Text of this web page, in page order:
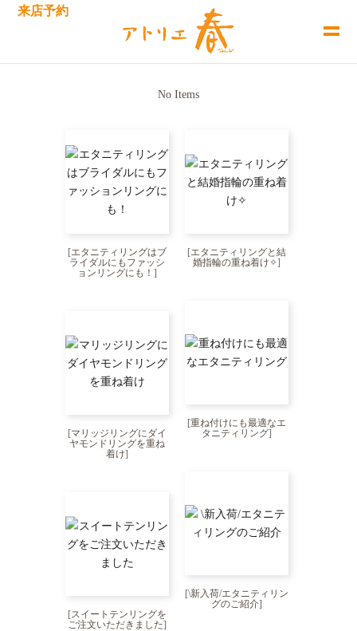
来店予約
No Items
[エタニティリングはブ
ライダルにもファッシ
ョンリングにも！ ]
[エタニティリングと結
婚指輪の重ね着け✧]
[重ね付けにも最適なエ
タニティリング]
[マリッジリングにダイ
ヤモンドリングを重ね
着け]
[\新入荷/エタニティリン
グのご紹介]
[スイートテンリングを
ご注文いただきました]